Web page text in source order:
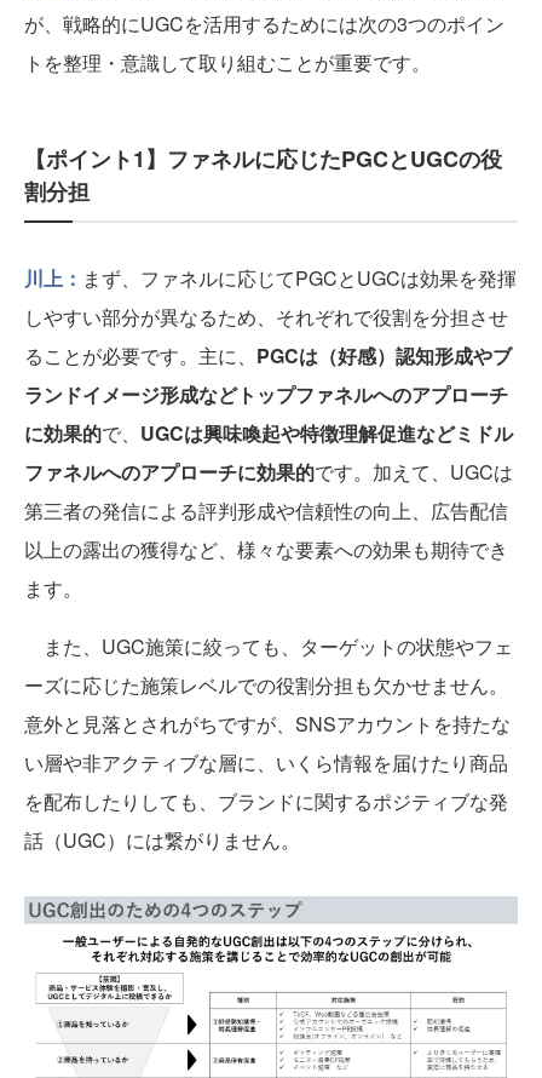
が、戦略的にUGCを活用するためには次の3つのポイン
トを整理・意識して取り組むことが重要です。
【ポイント1】ファネルに応じたPGCとUGCの役
割分担
川上： まず、ファネルに応じてPGCとUGCは効果を発揮
しやすい部分が異なるため、それぞれで役割を分担させ
ることが必要です。主に、 PGCは（好感）認知形成やブ
ランドイメージ形成などトップファネルへのアプローチ
に効果的で、 UGCは興味喚起や特徴理解促進などミドル
ファネルへのアプローチに効果的です。加えて、UGCは
第三者の発信による評判形成や信頼性の向上、広告配信
以上の露出の獲得など、様々な要素への効果も期待でき
ます。
また、UGC施策に絞っても、ターゲットの状態やフェ
ーズに応じた施策レベルでの役割分担も欠かせません。
意外と見落とされがちですが、SNSアカウントを持たな
い層や非アクティブな層に、いくら情報を届けたり商品
を配布したりしても、ブランドに関するポジティブな発
話（UGC）には繋がりません。